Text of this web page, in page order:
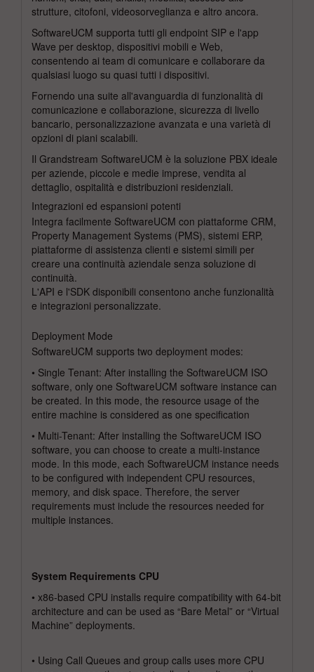
strutture, citofoni, videosorveglianza e altro ancora.
SoftwareUCM supporta tutti gli endpoint SIP e l'app
Wave per desktop, dispositivi mobili e Web,
consentendo ai team di comunicare e collaborare da
qualsiasi luogo su quasi tutti i dispositivi.
Fornendo una suite all'avanguardia di funzionalità di
comunicazione e collaborazione, sicurezza di livello
bancario, personalizzazione avanzata e una varietà di
opzioni di piani scalabili.
Il Grandstream SoftwareUCM è la soluzione PBX ideale
per aziende, piccole e medie imprese, vendita al
dettaglio, ospitalità e distribuzioni residenziali.
Integrazioni ed espansioni potenti
Integra facilmente SoftwareUCM con piattaforme CRM,
Property Management Systems (PMS), sistemi ERP,
piattaforme di assistenza clienti e sistemi simili per
creare una continuità aziendale senza soluzione di
continuità.
L'API e l'SDK disponibili consentono anche funzionalità
e integrazioni personalizzate.
Deployment Mode
SoftwareUCM supports two deployment modes:
• Single Tenant: After installing the SoftwareUCM ISO
software, only one SoftwareUCM software instance can
be created. In this mode, the resource usage of the
entire machine is considered as one specification
• Multi-Tenant: After installing the SoftwareUCM ISO
software, you can choose to create a multi-instance
mode. In this mode, each SoftwareUCM instance needs
to be configured with independent CPU resources,
memory, and disk space. Therefore, the server
requirements must include the resources needed for
multiple instances.
System Requirements CPU
• x86-based CPU installs require compatibility with 64-bit
architecture and can be used as “Bare Metal” or “Virtual
Machine” deployments.
• Using Call Queues and group calls uses more CPU